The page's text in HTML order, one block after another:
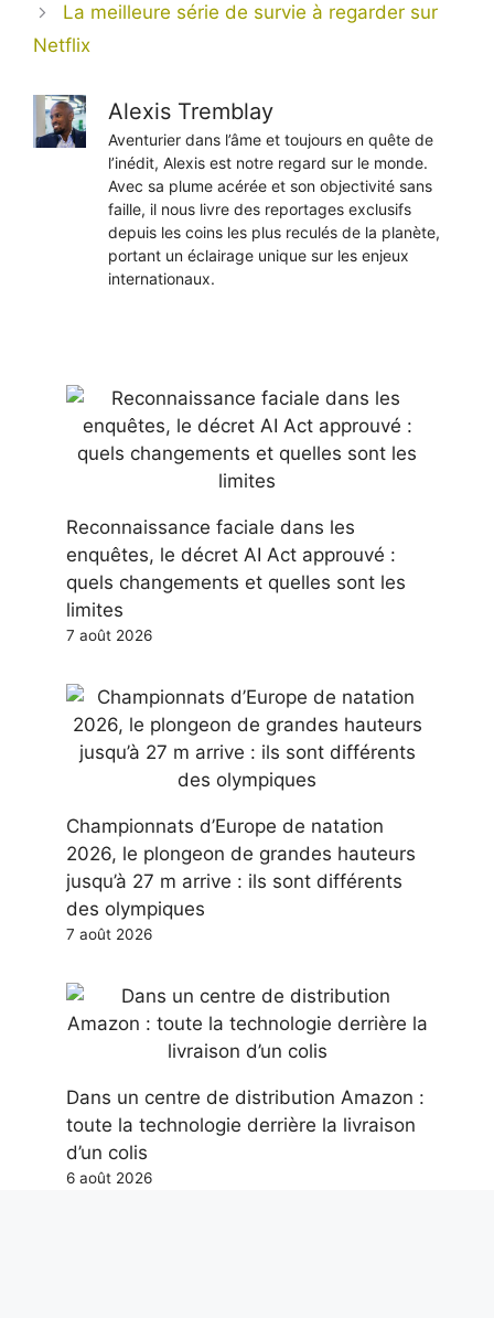
La meilleure série de survie à regarder sur
Netflix
Alexis Tremblay
Aventurier dans l’âme et toujours en quête de
l’inédit, Alexis est notre regard sur le monde.
Avec sa plume acérée et son objectivité sans
faille, il nous livre des reportages exclusifs
depuis les coins les plus reculés de la planète,
portant un éclairage unique sur les enjeux
internationaux.
Reconnaissance faciale dans les
enquêtes, le décret AI Act approuvé :
quels changements et quelles sont les
limites
7 août 2026
Championnats d’Europe de natation
2026, le plongeon de grandes hauteurs
jusqu’à 27 m arrive : ils sont différents
des olympiques
7 août 2026
Dans un centre de distribution Amazon :
toute la technologie derrière la livraison
d’un colis
6 août 2026